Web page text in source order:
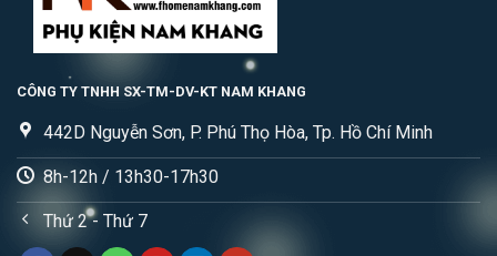
CÔNG TY TNHH SX-TM-DV-KT NAM KHANG
442D Nguyễn Sơn, P. Phú Thọ Hòa, Tp. Hồ Chí Minh
8h-12h / 13h30-17h30
Thứ 2 - Thứ 7